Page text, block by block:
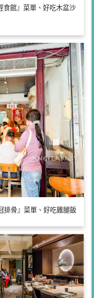
食館』菜單、好吃木盆沙
排骨』菜單、好吃雞腿飯